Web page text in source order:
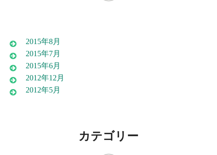
2015年8月
2015年7月
2015年6月
2012年12月
2012年5月
カテゴリー